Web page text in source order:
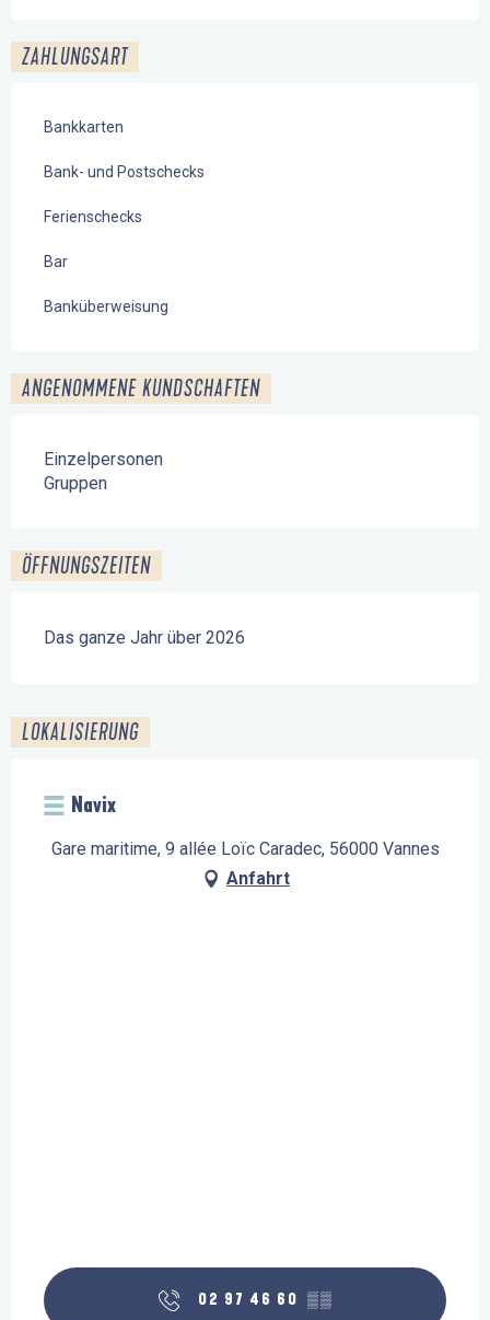
ZAHLUNGSART
Bankkarten
Bank- und Postschecks
Ferienschecks
Bar
Banküberweisung
ANGENOMMENE KUNDSCHAFTEN
Einzelpersonen
Gruppen
ÖFFNUNGSZEITEN
Das ganze Jahr über 2026
LOKALISIERUNG
Navix
Gare maritime, 9 allée Loïc Caradec, 56000 Vannes
Anfahrt
02 97 46 60 ▒▒